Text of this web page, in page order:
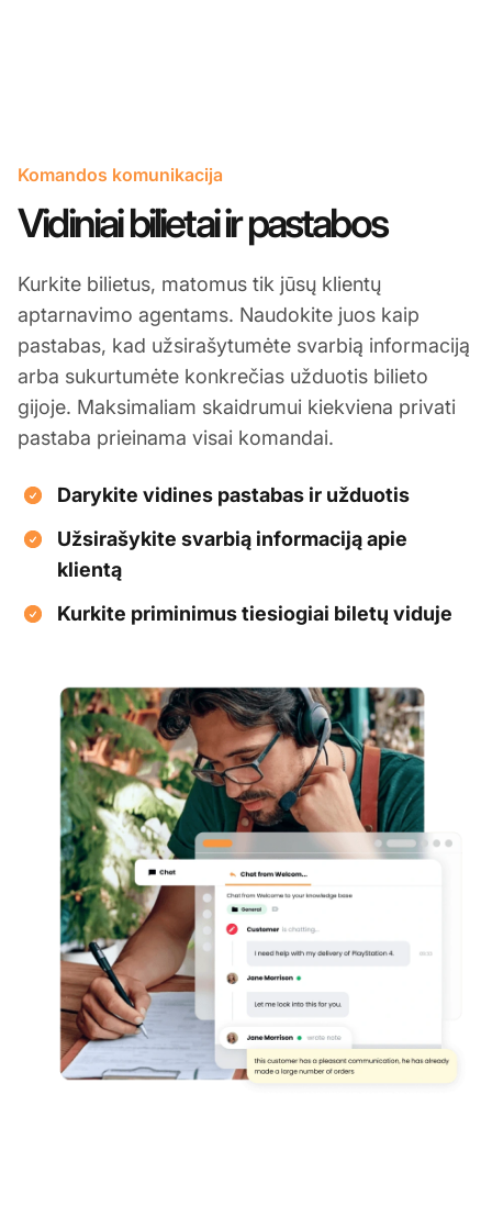
Komandos komunikacija
Vidiniai bilietai ir pastabos
Kurkite bilietus, matomus tik jūsų klientų
aptarnavimo agentams. Naudokite juos kaip
pastabas, kad užsirašytumėte svarbią informaciją
arba sukurtumėte konkrečias užduotis bilieto
gijoje. Maksimaliam skaidrumui kiekviena privati
pastaba prieinama visai komandai.
Darykite vidines pastabas ir užduotis
Užsirašykite svarbią informaciją apie
klientą
Kurkite priminimus tiesiogiai biletų viduje